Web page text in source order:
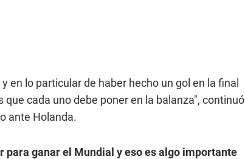
en lo particular de haber hecho un gol en la final
cada uno debe poner en la balanza", continuó
ante Holanda.
ganar el Mundial y eso es algo importante